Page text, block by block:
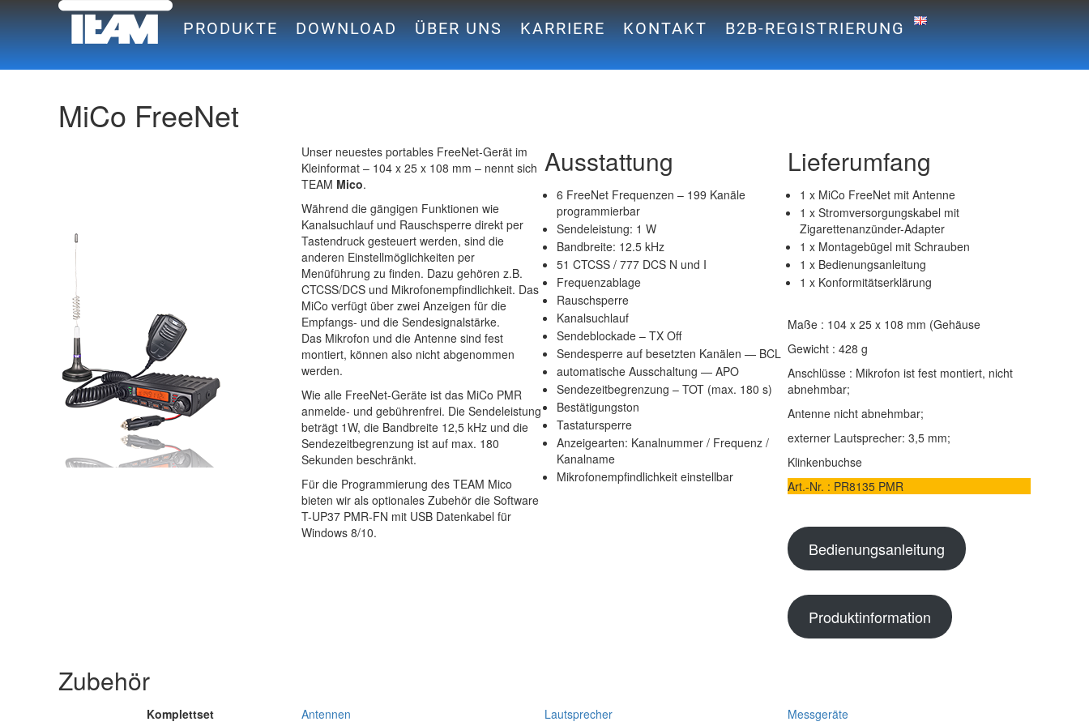
PRODUKTE DOWNLOAD ÜBER UNS KARRIERE KONTAKT B2B-REGISTRIERUNG
MiCo FreeNet
Unser neuestes portables FreeNet-Gerät im
Kleinformat – 104 x 25 x 108 mm – nennt sich
TEAM Mico.
Während die gängigen Funktionen wie
Kanalsuchlauf und Rauschsperre direkt per
Tastendruck gesteuert werden, sind die
anderen Einstellmöglichkeiten per
Menüführung zu finden. Dazu gehören z.B.
CTCSS/DCS und Mikrofonempfindlichkeit. Das
MiCo verfügt über zwei Anzeigen für die
Empfangs- und die Sendesignalstärke.
Das Mikrofon und die Antenne sind fest
montiert, können also nicht abgenommen
werden.
Wie alle FreeNet-Geräte ist das MiCo PMR
anmelde- und gebührenfrei. Die Sendeleistung
beträgt 1W, die Bandbreite 12,5 kHz und die
Sendezeitbegrenzung ist auf max. 180
Sekunden beschränkt.
Für die Programmierung des TEAM Mico
bieten wir als optionales Zubehör die Software
T-UP37 PMR-FN mit USB Datenkabel für
Windows 8/10.
Ausstattung
6 FreeNet Frequenzen – 199 Kanäle
programmierbar
Sendeleistung: 1 W
Bandbreite: 12.5 kHz
51 CTCSS / 777 DCS N und I
Frequenzablage
Rauschsperre
Kanalsuchlauf
Sendeblockade – TX Off
Sendesperre auf besetzten Kanälen — BCL
automatische Ausschaltung — APO
Sendezeitbegrenzung – TOT (max. 180 s)
Bestätigungston
Tastatursperre
Anzeigearten: Kanalnummer / Frequenz /
Kanalname
Mikrofonempfindlichkeit einstellbar
Lieferumfang
1 x MiCo FreeNet mit Antenne
1 x Stromversorgungskabel mit
Zigarettenanzünder-Adapter
1 x Montagebügel mit Schrauben
1 x Bedienungsanleitung
1 x Konformitätserklärung
Maße : 104 x 25 x 108 mm (Gehäuse
Gewicht : 428 g
Anschlüsse : Mikrofon ist fest montiert, nicht
abnehmbar;
Antenne nicht abnehmbar;
externer Lautsprecher: 3,5 mm;
Klinkenbuchse
Art.-Nr. : PR8135 PMR
Bedienungsanleitung
Produktinformation
Zubehör
Komplettset Antennen Lautsprecher Messgeräte